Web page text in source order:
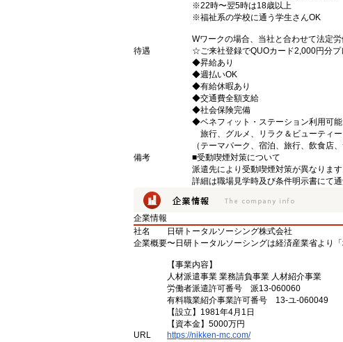
※22時〜翌5時は18歳以上
※福祉系の学校に通う学生さんOK
Wワークの場合、当社と合わせて法定
待遇
☆ご来社登録でQUOカード2,000円分プ
◆昇給あり
◆週払いOK
◆有給休暇あり
◆交通費全額支給
◆社会保険完備
◆ベネフィット・ステーション利用可能
旅行、グルメ、リラク＆ビューティー
（テーマパーク、宿泊、旅行、飲食店
備考
■受動喫煙対策について
派遣先により受動喫煙対策が異なります
詳細は職場見学時及び条件明示書にて通
企業情報
社名
日研トータルソーシング株式会社
企業概要〜日研トータルソーシングは経済産業省より
【事業内容】
人材派遣事業 業務請負事業 人材紹介事業
労働者派遣許可番号 派13-060060
有料職業紹介事業許可番号 13-ユ-060049
【設立】1981年4月1日
【資本金】5000万円
URL
https://nikken-mc.com/